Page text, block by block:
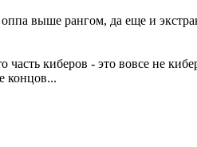
выше рангом, да еще и
часть киберов - это вовсе не
концов...